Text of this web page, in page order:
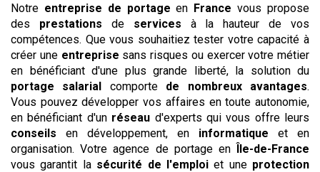
Notre entreprise de portage en France vous propose
des prestations de services à la hauteur de vos
compétences. Que vous souhaitiez tester votre capacité à
créer une entreprise sans risques ou exercer votre métier
en bénéficiant d'une plus grande liberté, la solution du
portage salarial comporte de nombreux avantages.
Vous pouvez développer vos affaires en toute autonomie,
en bénéficiant d'un réseau d'experts qui vous offre leurs
conseils en développement, en informatique et en
organisation. Votre agence de portage en Île-de-France
vous garantit la sécurité de l'emploiet une protection